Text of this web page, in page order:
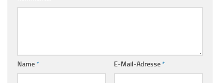
Name* E-Mail-Adresse*